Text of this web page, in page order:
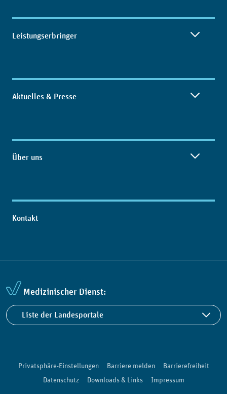
Leistungserbringer
Aktuelles & Presse
Über uns
Kontakt
Medizinischer Dienst:
Liste der Landesportale
Privatsphäre-Einstellungen Barriere melden
Barrierefreiheit
Datenschutz
Downloads & Links Impressum